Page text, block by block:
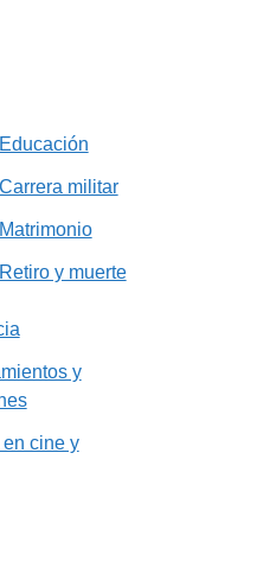
militar
y muerte
y
cine y